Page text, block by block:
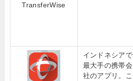
TransferWise
インドネシアで
最大手の携帯会
社のアプリ。こ